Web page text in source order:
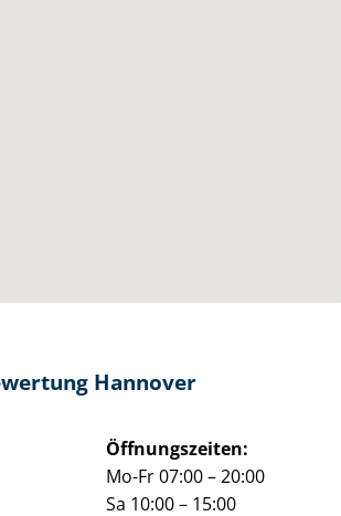
Hannover
Öffnungszeiten:
Mo-Fr 07:00 – 20:00
Sa 10:00 – 15:00